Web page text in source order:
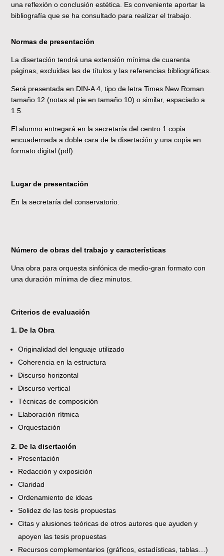
una reflexión o conclusión estética. Es conveniente aportar la
bibliografía que se ha consultado para realizar el trabajo.
Normas de presentación
La disertación tendrá una extensión mínima de cuarenta
páginas, excluidas las de títulos y las referencias bibliográficas.
Será presentada en DIN-A 4, tipo de letra Times New Roman
tamaño 12 (notas al pie en tamaño 10) o similar, espaciado a
1.5.
El alumno entregará en la secretaría del centro 1 copia
encuadernada a doble cara de la disertación y una copia en
formato digital (pdf).
Lugar de presentación
En la secretaría del conservatorio.
Número de obras del trabajo y características
Una obra para orquesta sinfónica de medio-gran formato con
una duración mínima de diez minutos.
Criterios de evaluación
1. De la Obra
Originalidad del lenguaje utilizado
Coherencia en la estructura
Discurso horizontal
Discurso vertical
Técnicas de composición
Elaboración rítmica
Orquestación
2. De la disertación
Presentación
Redacción y exposición
Claridad
Ordenamiento de ideas
Solidez de las tesis propuestas
Citas y alusiones teóricas de otros autores que ayuden y
apoyen las tesis propuestas
Recursos complementarios (gráficos, estadísticas, tablas…)